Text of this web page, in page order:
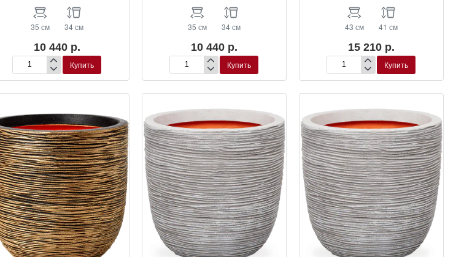
35 см 34 см
10 440 р.
Кашпо
Capi
Nature
NL
Planter
Ball
Anthracite
Купить
35 см 34 см
10 440 р.
Кашпо
Capi
Nature
NL
Planter
Ball
Black
Купить
43 см 41 см
15 210 р.
Кашпо
Capi
Nature
NL
Planter
Ball
Black
Купить